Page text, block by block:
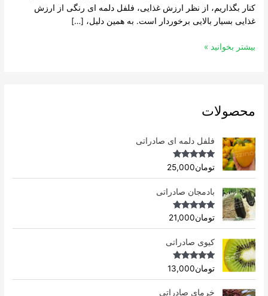
کنار بگذاریم، از نظر ارزش غذایی، فلفل دلمه ای رنگی از ارزش
غذایی بسیار بالایی برخوردار است. به همین دلیل، […]
بیشتر بخوانید »
محصولات
فلفل دلمه ای صادراتی
Rated4.96
out of 5
تومان25,000
بادمجان صادراتی
Rated4.75
out of 5
تومان21,000
کیوی صادراتی
Rated4.75
out of 5
تومان13,000
خرمای صادراتی